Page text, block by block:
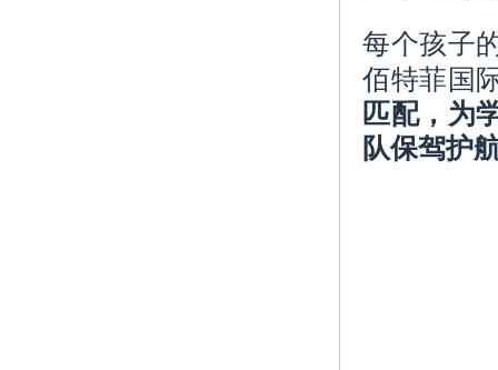
每个孩子
佰特菲国
匹配，为
队保驾护